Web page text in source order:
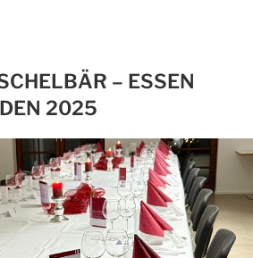
– ESSEN
2025